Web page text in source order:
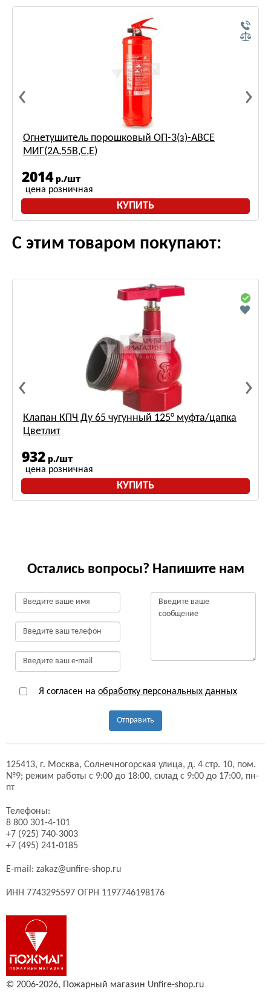
Огнетушитель порошковый ОП-3(з)-ABCE
МИГ(2A,55B,С,Е)
2014 р./шт
цена розничная
КУПИТЬ
С этим товаром покупают:
Клапан КПЧ Ду 65 чугунный 125° муфта/цапка
Цветлит
932 р./шт
цена розничная
КУПИТЬ
Остались вопросы? Напишите нам
Я согласен на обработку персональных данных
Отправить
125413, г. Москва, Солнечногорская улица, д. 4 стр. 10, пом.
№9; режим работы с 9:00 до 18:00, склад с 9:00 до 17:00, пн-
пт
Телефоны:
8 800 301-4-101
+7 (925) 740-3003
+7 (495) 241-0185
E-mail: zakaz@unfire-shop.ru
ИНН 7743295597 ОГРН 1197746198176
© 2006-2026, Пожарный магазин Unfire-shop.ru